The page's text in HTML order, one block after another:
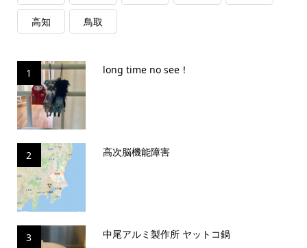
高知 鳥取
1 long time no see！
2 高次脳機能障害
3 中尾アルミ製作所 ヤットコ鍋